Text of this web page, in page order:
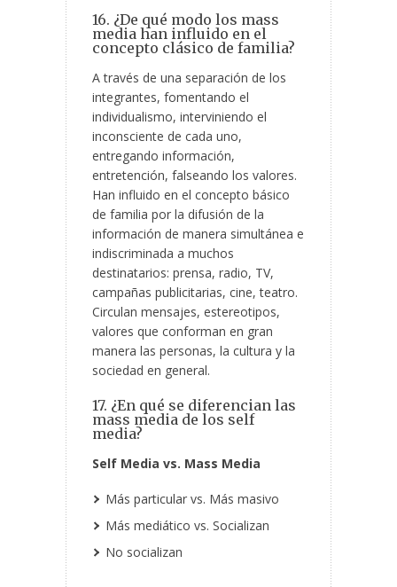
16. ¿De qué modo los mass
media han influido en el
concepto clásico de familia?
A través de una separación de los
integrantes, fomentando el
individualismo, interviniendo el
inconsciente de cada uno,
entregando información,
entretención, falseando los valores.
Han influido en el concepto básico
de familia por la difusión de la
información de manera simultánea e
indiscriminada a muchos
destinatarios: prensa, radio, TV,
campañas publicitarias, cine, teatro.
Circulan mensajes, estereotipos,
valores que conforman en gran
manera las personas, la cultura y la
sociedad en general.
17. ¿En qué se diferencian las
mass media de los self
media?
Self Media vs. Mass Media
Más particular vs. Más masivo
Más mediático vs. Socializan
No socializan